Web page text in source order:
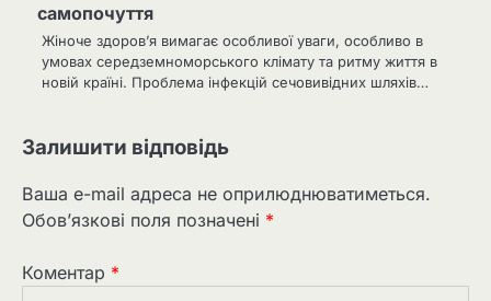
самопочуття
Жіноче здоров’я вимагає особливої уваги, особливо в
умовах середземноморського клімату та ритму життя в
новій країні. Проблема інфекцій сечовивідних шляхів…
Залишити відповідь
Ваша e-mail адреса не оприлюднюватиметься.
Обов’язкові поля позначені *
Коментар *